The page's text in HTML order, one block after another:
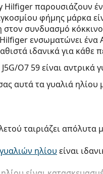
Hilfiger παρουσιάζουν
φήμης μάρκα
στον συνδυασμό
ενσωματώνει ένα
ιδανικά για κάθε
O7 59είναι αντρικά
αυτά τα γυαλιά ηλίου
ταιριάζει
ηλίου είναι